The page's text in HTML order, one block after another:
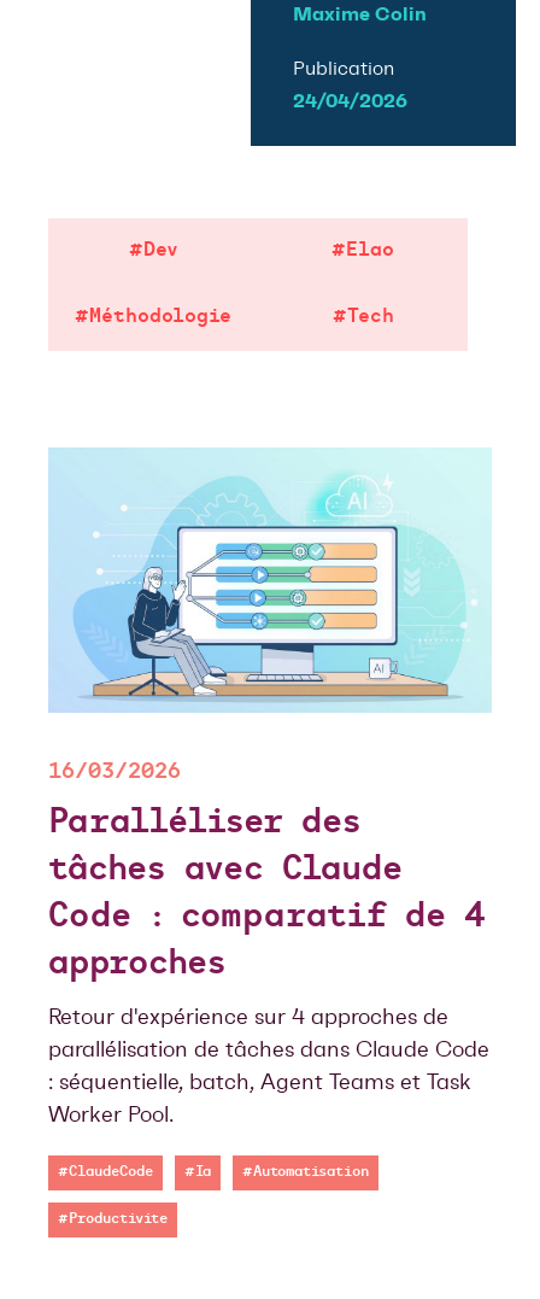
Maxime Colin
Publication
24/04/2026
#Dev #Elao
#Méthodologie #Tech
16/03/2026
Paralléliser des
tâches avec Claude
Code : comparatif de 4
approches
Retour d'expérience sur 4 approches de
parallélisation de tâches dans Claude Code
: séquentielle, batch, Agent Teams et Task
Worker Pool.
#ClaudeCode #Ia #Automatisation
#Productivite